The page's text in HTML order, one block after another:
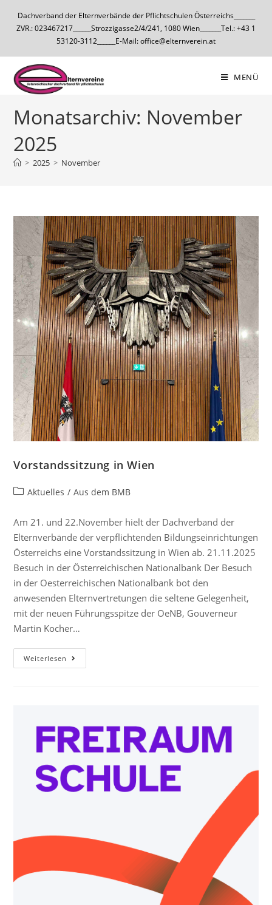
Dachverband der Elternverbände der Pflichtschulen Österreichs_______
ZVR.: 023467217______Strozzigasse2/4/241, 1080 Wien_______Tel.: +43 1
53120-3112______E-Mail: office@elternverein.at
MENÜ
Monatsarchiv: November
2025
> 2025 > November
Vorstandssitzung in Wien
Aktuelles / Aus dem BMB
Am 21. und 22.November hielt der Dachverband der
Elternverbände der verpflichtenden Bildungseinrichtungen
Österreichs eine Vorstandssitzung in Wien ab. 21.11.2025
Besuch in der Österreichischen Nationalbank Der Besuch
in der Oesterreichischen Nationalbank bot den
anwesenden Elternvertretungen die seltene Gelegenheit,
mit der neuen Führungsspitze der OeNB, Gouverneur
Martin Kocher…
Weiterlesen